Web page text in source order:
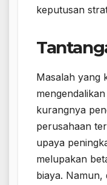
keputusan
Masalah yang
kurangnya
perusahaan
upaya
melupakan
biaya. Namun,